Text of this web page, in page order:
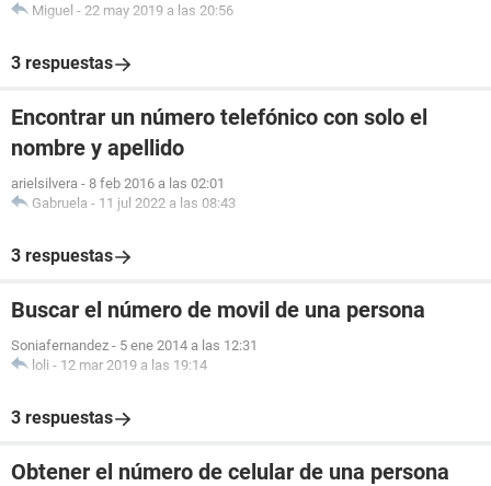
Miguel - 22 may 2019 a las 20:56
3 respuestas
Encontrar un número telefónico con solo el
nombre y apellido
arielsilvera - 8 feb 2016 a las 02:01
Gabruela - 11 jul 2022 a las 08:43
3 respuestas
Buscar el número de movil de una persona
Soniafernandez - 5 ene 2014 a las 12:31
loli - 12 mar 2019 a las 19:14
3 respuestas
Obtener el número de celular de una persona